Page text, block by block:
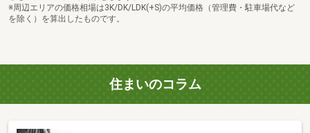
※周辺エリアの価格相場は3K/DK/LDK(+S)の平均価格（管理費・駐車場代など
を除く）を算出したものです。
住まいのコラム